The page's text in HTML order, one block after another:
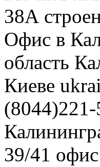
38А
Офис в
область
Киеве
39/41